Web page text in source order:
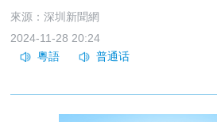
來源：深圳新聞網
2024-11-28 20:24